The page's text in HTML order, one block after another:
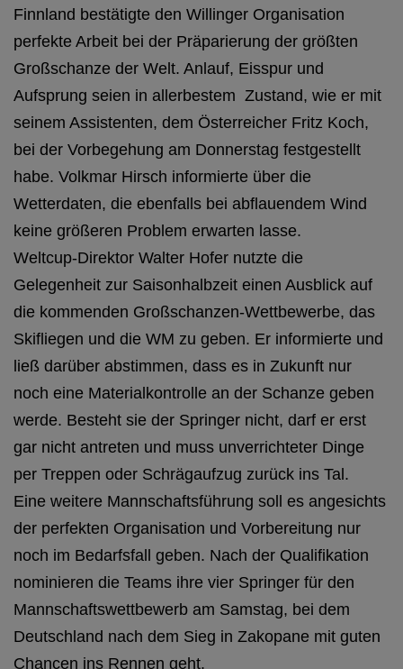
Finnland bestätigte den Willinger Organisation
perfekte Arbeit bei der Präparierung der größten
Großschanze der Welt. Anlauf, Eisspur und
Aufsprung seien in allerbestem Zustand, wie er mit
seinem Assistenten, dem Österreicher Fritz Koch,
bei der Vorbegehung am Donnerstag festgestellt
habe. Volkmar Hirsch informierte über die
Wetterdaten, die ebenfalls bei abflauendem Wind
keine größeren Problem erwarten lasse.
Weltcup-Direktor Walter Hofer nutzte die
Gelegenheit zur Saisonhalbzeit einen Ausblick auf
die kommenden Großschanzen-Wettbewerbe, das
Skifliegen und die WM zu geben. Er informierte und
ließ darüber abstimmen, dass es in Zukunft nur
noch eine Materialkontrolle an der Schanze geben
werde. Besteht sie der Springer nicht, darf er erst
gar nicht antreten und muss unverrichteter Dinge
per Treppen oder Schrägaufzug zurück ins Tal.
Eine weitere Mannschaftsführung soll es angesichts
der perfekten Organisation und Vorbereitung nur
noch im Bedarfsfall geben. Nach der Qualifikation
nominieren die Teams ihre vier Springer für den
Mannschaftswettbewerb am Samstag, bei dem
Deutschland nach dem Sieg in Zakopane mit guten
Chancen ins Rennen geht.